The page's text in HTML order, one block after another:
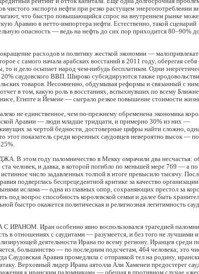
чистого экспорта нефти при резко растущем энергопотреблении
что быстро повышающийся спрос на внутреннем рынке
Аравию в нетто-импортера нефти. Естественно, такой сценарий
опасность — ведь на нефть до сих пор приходится 80–90%
расходов и политику жесткой экономии —
с самого начала арабских восстаний в 2011 году, оберегая себя
то и дело осыпает народ чем-нибудь бесплатным. Одни
саудовского ВВП. Широко субсидируются также
товаров. Несомненно, обдумывая реформы и связанный с
в том, какую роль в восстаниях, вспыхнувших по всему
Египте и Йемене — сыграло резкое повышение стоимости
не единственное, чем по-прежнему обременена экономика
Аравии — люди младше тридцати, и примерно 30% из них —
за чертой бедности, достоверные цифры найти сложно,
этот показатель среди коренных саудовцев невероятно высок — по
этом году паломничество в Мекку омрачили два несчастья:
человек, и давка, в которой погибло по меньшей мере 769 — а
число задавленных толпой в итоге превысило тысячу.
подверглась беспрецедентной критике за качество
ислама — одна из главных опор, сохраняющих престол за
под вопрос способность королевской семьи и далее быть
быстро окажется политическая и религиозная легитимность
Иран особенно явно воспользовался трагедией
в отношениях с саудитами — разумеется, и без того не лучшими
деятельности Ирана по всему региону. Иранцев среди
большинство — по последним подсчетам, 464 человека; это
Саудовская Аравия промедлила с отправкой тел на родину,
Верховный лидер Ирана аятолла Али Хаменеи предостерег
к иранским паломникам» — обещая в противном случае